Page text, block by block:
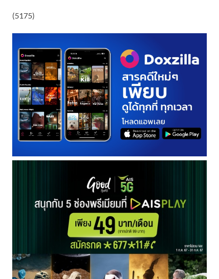
(5175)